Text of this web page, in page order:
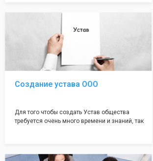
большая часть отказов - наши юристы с
оформление самого сложного документа на
себя! Многолетний опыт работы наших
юристов позволяет оформлять заявление без
ошибок, тем самым гарантируя вам
успешную регистрацию в налоговой
Создание устава ООО
Для того чтобы создать Устав общества
требуется очень много времени и знаний, так
Наша компания предоставит вам свой